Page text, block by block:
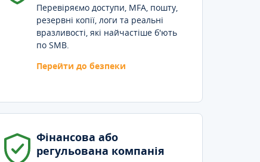
Перевіряємо доступи, MFA, пошту,
резервні копії, логи та реальні
вразливості, які найчастіше б'ють
по SMB.
Перейти до безпеки
Фінансова або
регульована компанія